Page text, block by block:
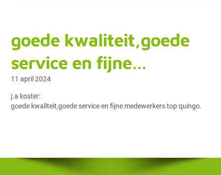
goede kwaliteit,goede
service en fijne…
11 april 2024
j.a koster:
goede kwaliteit,goede service en fijne medewerkers top quingo.